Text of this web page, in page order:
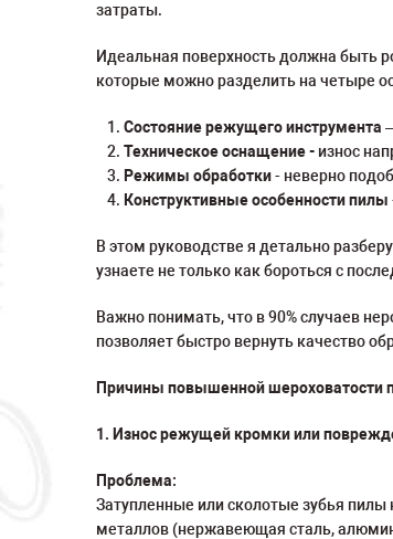
затраты.
Идеальная поверхность должна быть
которые можно разделить на четыре
Состояние режущего инструмента
Техническое оснащение - износ
Режимы обработки- неверно
Конструктивные особенности пилы
В этом руководстве я детально
узнаете не только как бороться с
Важно понимать, что в 90% случаев
позволяет быстро вернуть качество
Причины повышенной шероховатости
1. Износ режущей кромки или
Проблема:
Затупленные или сколотые зубья
металлов (нержавеющая сталь,